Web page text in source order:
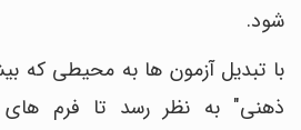
شود.
با تبدیل آزمون ها به محیطی که
ذهنی" به نظر رسد تا فرم های